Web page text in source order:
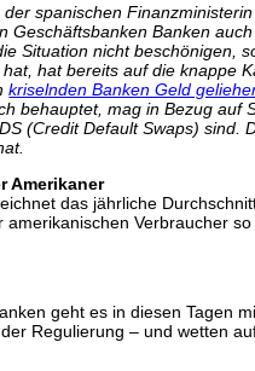
spanischen
Geschäftsbanken Banken
Situation nicht
hat bereits auf die
kriselnden Banken Geld
behauptet, mag in Bezug
(Credit Default Swaps)
Amerikaner
das jährliche
Verbraucher
geht es in diesen Tagen
Regulierung – und wetten